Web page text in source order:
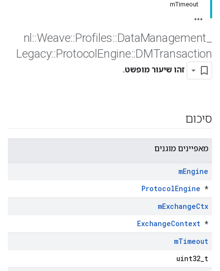
mTimeout
nl ::Weave::Profiles::DataManagement
Legacy::Protocol Engine::DMTransaction
זהו שיעור מופשט.
סיכום
מאפיינים מוגנים
mEngine
ProtocolEngine *
mExchangeCtx
ExchangeContext *
mTimeout
uint32_t